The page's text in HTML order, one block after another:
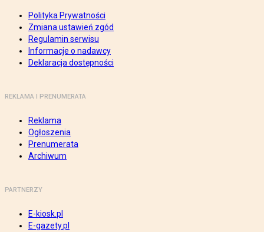
Polityka Prywatności
Zmiana ustawień zgód
Regulamin serwisu
Informacje o nadawcy
Deklaracja dostępności
REKLAMA I PRENUMERATA
Reklama
Ogłoszenia
Prenumerata
Archiwum
PARTNERZY
E-kiosk.pl
E-gazety.pl